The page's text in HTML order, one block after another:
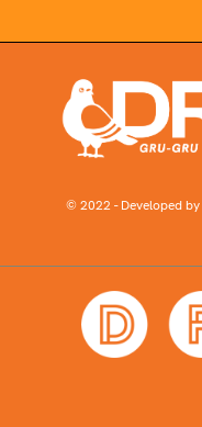
© 2022 - Developed by